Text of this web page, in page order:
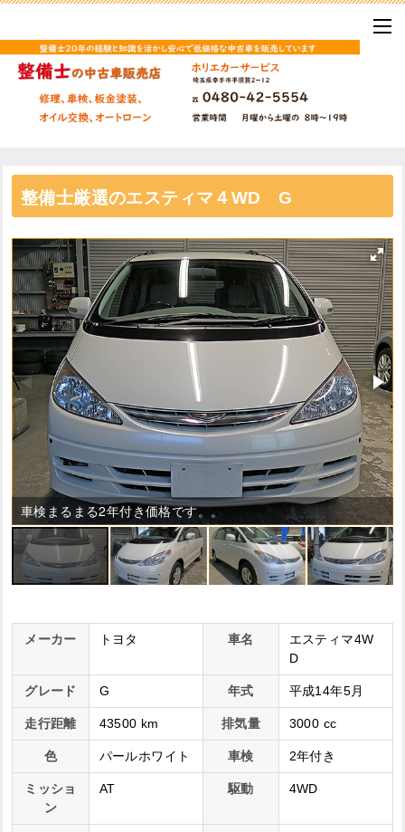
整備士厳選のエスティマ４WD G
車検まるまる2年付き価格です。。
メーカー トヨタ 車名
エスティマ4W
D
グレード G 年式 平成14年5月
走行距離 43500 km 排気量 3000 cc
色 パールホワイト 車検 2年付き
ミッショ
ン
AT 駆動 4WD